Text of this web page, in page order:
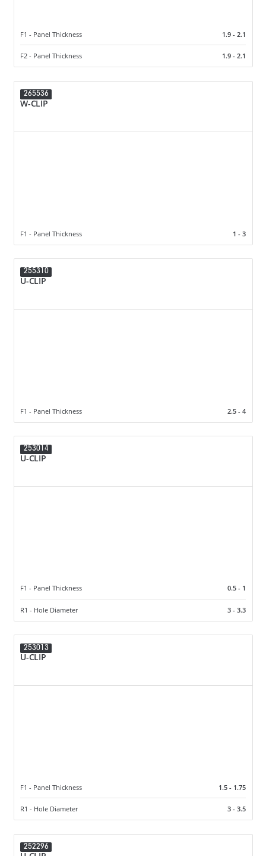
F1 - Panel Thickness 1.9 - 2.1
F2 - Panel Thickness 1.9 - 2.1
265536
W-CLIP
F1 - Panel Thickness 1 - 3
255310
U-CLIP
F1 - Panel Thickness 2.5 - 4
253014
U-CLIP
F1 - Panel Thickness 0.5 - 1
R1 - Hole Diameter 3 - 3.3
253013
U-CLIP
F1 - Panel Thickness 1.5 - 1.75
R1 - Hole Diameter 3 - 3.5
252296